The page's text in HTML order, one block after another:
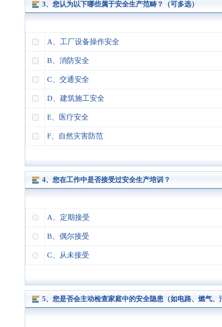
3、您认为以下哪些属于安全生产范畴？（可多选）
A、工厂设备操作安全
B、消防安全
C、交通安全
D、建筑施工安全
E、医疗安全
F、自然灾害防范
4、您在工作中是否接受过安全生产培训？
A、定期接受
B、偶尔接受
C、从未接受
5、您是否会主动检查家庭中的安全隐患（如电路、燃气、